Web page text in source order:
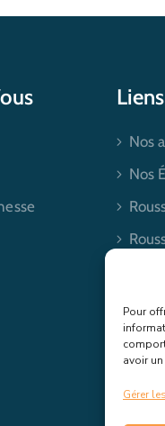
Pour
avoir
Gérer
Nos
Nos